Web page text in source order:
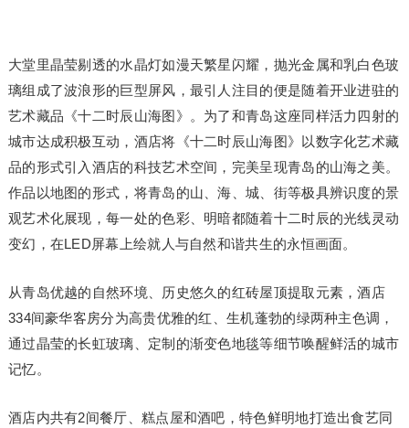
大堂里晶莹剔透的水晶灯如漫天繁星闪耀，抛光金属和乳白色玻
璃组成了波浪形的巨型屏风，最引人注目的便是随着开业进驻的
艺术藏品《十二时辰山海图》。为了和青岛这座同样活力四射的
城市达成积极互动，酒店将《十二时辰山海图》以数字化艺术藏
品的形式引入酒店的科技艺术空间，完美呈现青岛的山海之美。
作品以地图的形式，将青岛的山、海、城、街等极具辨识度的景
观艺术化展现，每一处的色彩、明暗都随着十二时辰的光线灵动
变幻，在LED屏幕上绘就人与自然和谐共生的永恒画面。
从青岛优越的自然环境、历史悠久的红砖屋顶提取元素，酒店
334间豪华客房分为高贵优雅的红、生机蓬勃的绿两种主色调，
通过晶莹的长虹玻璃、定制的渐变色地毯等细节唤醒鲜活的城市
记忆。
酒店内共有2间餐厅、糕点屋和酒吧，特色鲜明地打造出食艺同